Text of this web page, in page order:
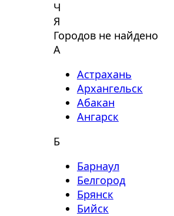
Ч
Я
Городов не найдено
А
Астрахань
Архангельск
Абакан
Ангарск
Б
Барнаул
Белгород
Брянск
Бийск